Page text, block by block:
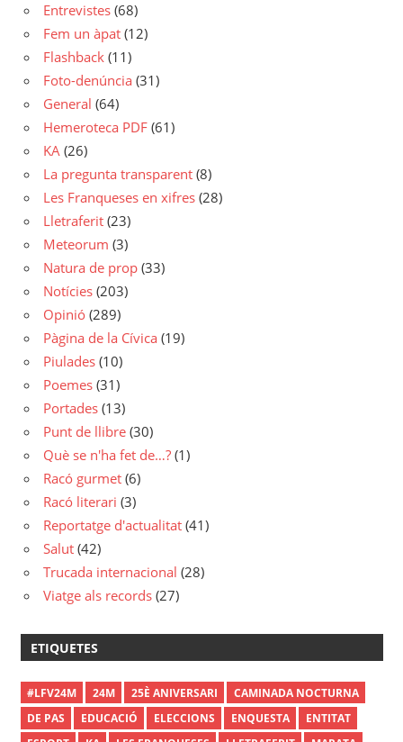
Entrevistes (68)
Fem un àpat (12)
Flashback (11)
Foto-denúncia (31)
General (64)
Hemeroteca PDF (61)
KA (26)
La pregunta transparent (8)
Les Franqueses en xifres (28)
Lletraferit (23)
Meteorum (3)
Natura de prop (33)
Notícies (203)
Opinió (289)
Pàgina de la Cívica (19)
Piulades (10)
Poemes (31)
Portades (13)
Punt de llibre (30)
Què se n'ha fet de…? (1)
Racó gurmet (6)
Racó literari (3)
Reportatge d'actualitat (41)
Salut (42)
Trucada internacional (28)
Viatge als records (27)
ETIQUETES
#LFV24M 24M 25È ANIVERSARI
CAMINADA NOCTURNA
DE PAS
EDUCACIÓ ELECCIONS ENQUESTA
ENTITAT